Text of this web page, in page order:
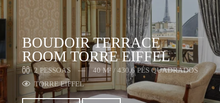
BOUDOIR TERRACE
ROOM TORRE EIFFEL
2 PESSOAS
40 M² / 430,6 PÉS QUADRADOS
TORRE EIFFEL